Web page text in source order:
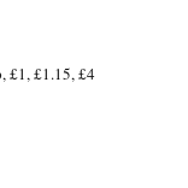
£1, £1.15, £4